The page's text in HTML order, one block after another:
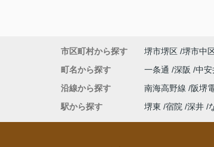
市区町村から探す 堺市堺区 堺市中
町名から探す
一条通 深阪 中安
沿線から探す
南海高野線 阪堺
駅から探す
堺東 宿院 深井